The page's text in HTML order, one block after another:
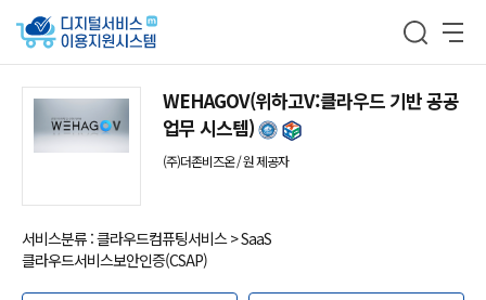
WEHAGOV(위하고V:클라우드 기반 공공
업무 시스템)
(주)더존비즈온 / 원 제공자
서비스분류 : 클라우드컴퓨팅서비스 > SaaS
클라우드서비스보안인증(CSAP)